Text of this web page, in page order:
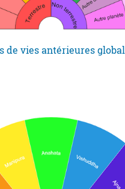
de vies antérieures global